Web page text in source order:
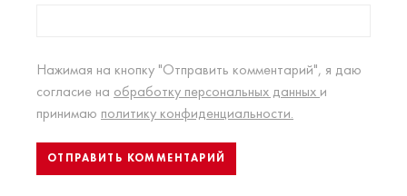
Нажимая на кнопку "Отправить комментарий", я даю
согласие на обработку персональных данных и
принимаю политику конфиденциальности.